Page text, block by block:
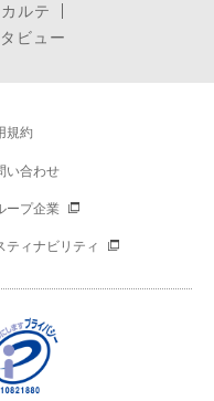
ルテ
ビュー
規約
い合わせ
ープ企業
ティナビリティ